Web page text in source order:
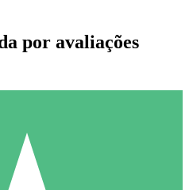
Individuais
por avaliações